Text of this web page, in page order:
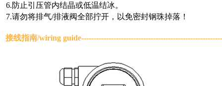
6.防止引压管内结晶或低温结冰。
7.请勿将排气/排液阀全部拧开，以免密封钢珠掉落！
接线指南/wiring guide